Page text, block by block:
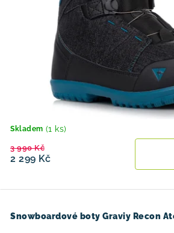
Skladem (1 ks)
2 299 Kč
3 990 Kč
Snowboardové boty Graviy Recon